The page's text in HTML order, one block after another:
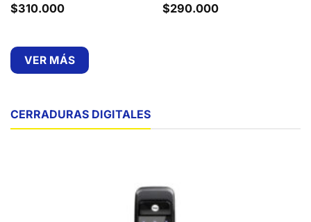
$310.000 $290.000
VER MÁS
CERRADURAS DIGITALES